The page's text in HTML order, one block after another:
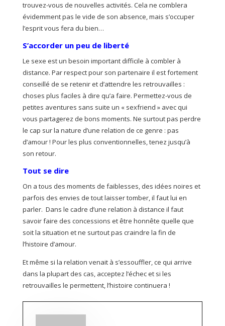
trouvez-vous de nouvelles activités. Cela ne comblera
évidemment pas le vide de son absence, mais s’occuper
l’esprit vous fera du bien…
S’accorder un peu de liberté
Le sexe est un besoin important difficile à combler à
distance. Par respect pour son partenaire il est fortement
conseillé de se retenir et d’attendre les retrouvailles :
choses plus faciles à dire qu’a faire. Permettez-vous de
petites aventures sans suite un « sexfriend » avec qui
vous partagerez de bons moments. Ne surtout pas perdre
le cap sur la nature d’une relation de ce genre : pas
d’amour ! Pour les plus conventionnelles, tenez jusqu’à
son retour.
Tout se dire
On a tous des moments de faiblesses, des idées noires et
parfois des envies de tout laisser tomber, il faut lui en
parler. Dans le cadre d’une relation à distance il faut
savoir faire des concessions et être honnête quelle que
soit la situation et ne surtout pas craindre la fin de
l’histoire d’amour.
Et même si la relation venait à s’essouffler, ce qui arrive
dans la plupart des cas, acceptez l’échec et si les
retrouvailles le permettent, l’histoire continuera !